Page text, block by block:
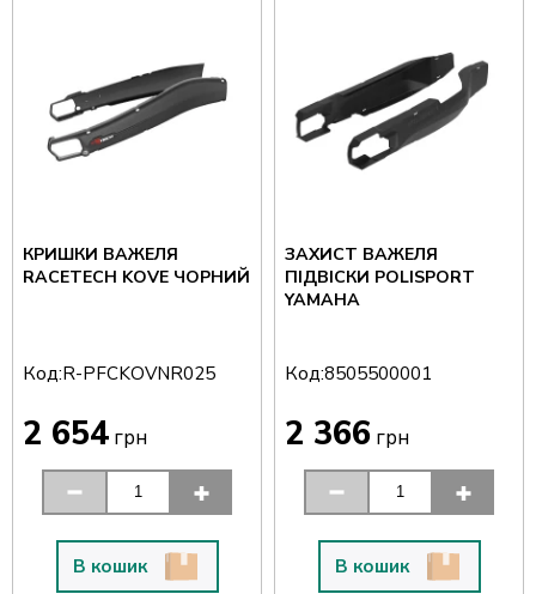
КРИШКИ ВАЖЕЛЯ
RACETECH KOVE ЧОРНИЙ
Код:R-PFCKOVNR025
2 654 грн
В кошик
ЗАХИСТ ВАЖЕЛЯ
ПІДВІСКИ POLISPORT
YAMAHA
Код:8505500001
2 366 грн
В кошик